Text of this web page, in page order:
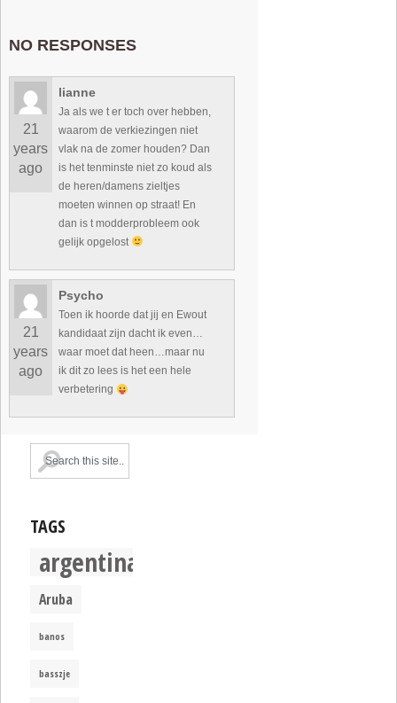
NO RESPONSES
21
years
ago
lianne
Ja als we t er toch over hebben,
waarom de verkiezingen niet
vlak na de zomer houden? Dan
is het tenminste niet zo koud als
de heren/damens zieltjes
moeten winnen op straat! En
dan is t modderprobleem ook
gelijk opgelost
21
years
ago
Psycho
Toen ik hoorde dat jij en Ewout
kandidaat zijn dacht ik even…
waar moet dat heen…maar nu
ik dit zo lees is het een hele
verbetering
TAGS
argentina
Aruba
banos
basszje